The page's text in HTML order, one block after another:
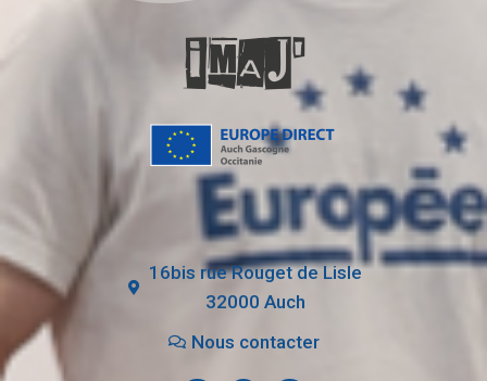
16bis rue Rouget de Lisle
32000 Auch
Nous contacter